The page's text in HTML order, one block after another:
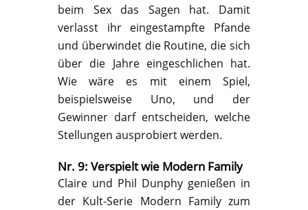
beim Sex das Sagen hat. Damit
verlasst ihr eingestampfte Pfande
und überwindet die Routine, die sich
über die Jahre eingeschlichen hat.
Wie wäre es mit einem Spiel,
beispielsweise Uno, und der
Gewinner darf entscheiden, welche
Stellungen ausprobiert werden.
Nr. 9: Verspielt wie Modern Family
Claire und Phil Dunphy genießen in
der Kult-Serie Modern Family zum